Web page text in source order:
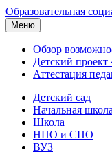
Образовательная
Меню
Обзор
Детский
Аттестация
Детский сад
Начальная школа
Школа
НПО и СПО
ВУЗ